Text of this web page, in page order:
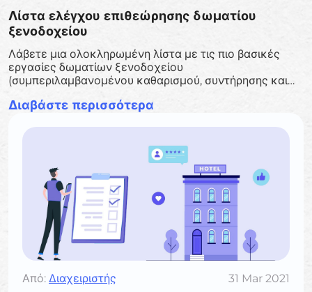
Λίστα ελέγχου επιθεώρησης δωματίου
ξενοδοχείου
Λάβετε μια ολοκληρωμένη λίστα με τις πιο βασικές
εργασίες δωματίων ξενοδοχείου
(συμπεριλαμβανομένου καθαρισμού, συντήρησης και
άφιξη ενός πελάτη.
Διαβάστε περισσότερα
Από: Διαχειριστής 31 Mar 2021